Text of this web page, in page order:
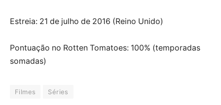
Estreia: 21 de julho de 2016 (Reino Unido)
Pontuação no Rotten Tomatoes: 100% (temporadas
somadas)
Filmes Séries